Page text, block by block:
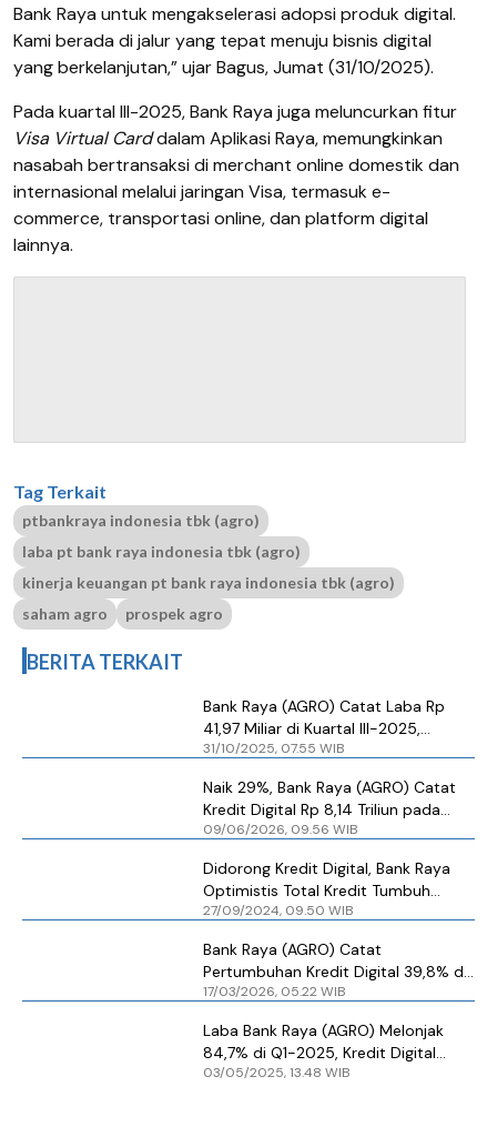
Bank Raya untuk mengakselerasi adopsi produk digital.
Kami berada di jalur yang tepat menuju bisnis digital
yang berkelanjutan,” ujar Bagus, Jumat (31/10/2025).
Pada kuartal III-2025, Bank Raya juga meluncurkan fitur
Visa Virtual Carddalam Aplikasi Raya, memungkinkan
nasabah bertransaksi di merchant online domestik dan
internasional melalui jaringan Visa, termasuk e-
commerce, transportasi online, dan platform digital
lainnya.
Tag Terkait
ptbankraya indonesia tbk (agro)
laba pt bank raya indonesia tbk (agro)
kinerja keuangan pt bank raya indonesia tbk (agro)
saham agro
prospek agro
BERITA TERKAIT
Bank Raya (AGRO) Catat Laba Rp
41,97 Miliar di Kuartal III-2025,
Didorong Peningkatan Kredit Digital
31/10/2025, 07.55 WIB
Naik 29%, Bank Raya (AGRO) Catat
Kredit Digital Rp 8,14 Triliun pada
Kuartal I 2026
09/06/2026, 09.56 WIB
Didorong Kredit Digital, Bank Raya
Optimistis Total Kredit Tumbuh
Positif di Tahun Ini
27/09/2024, 09.50 WIB
Bank Raya (AGRO) Catat
Pertumbuhan Kredit Digital 39,8% di
Tengah Transformasi
17/03/2026, 05.22 WIB
Laba Bank Raya (AGRO) Melonjak
84,7% di Q1-2025, Kredit Digital
Tumbuh 78,5%
03/05/2025, 13.48 WIB